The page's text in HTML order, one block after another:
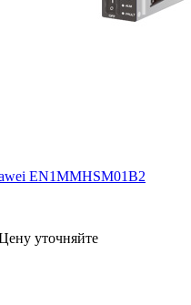
EN1MMHSM01B2
уточняйте